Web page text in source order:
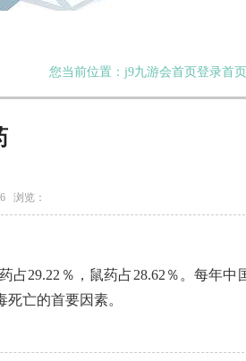
您当前位置：j9九游会首页登录首
浏览：
29.22％，鼠药占28.62％。每年中
亡的首要因素。